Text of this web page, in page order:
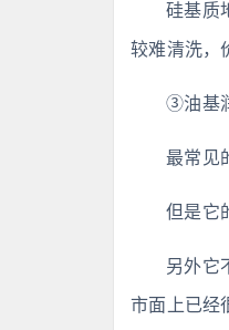
硅基质
较难清洗，
③油基
最常见
但是它
另外它
市面上已经